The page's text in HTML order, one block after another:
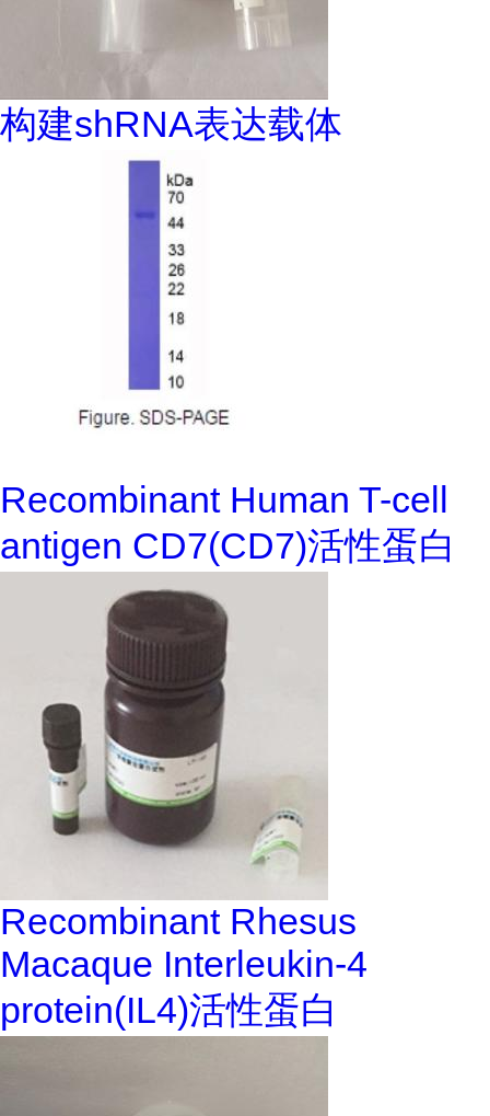
构建shRNA表达载体
Recombinant Human T-cell
antigen CD7(CD7)活性蛋白
Recombinant Rhesus
Macaque Interleukin-4
protein(IL4)活性蛋白